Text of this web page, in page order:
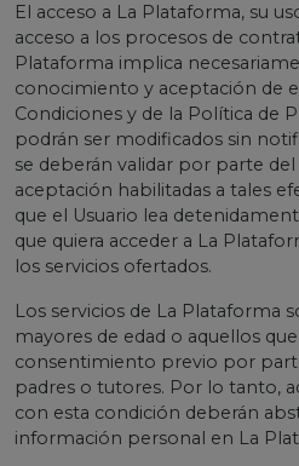
El acceso a La Plataforma, su
acceso a los procesos de
Plataforma implica
conocimiento y aceptación de
Condiciones y de la Política de
podrán ser modificados sin
se deberán validar por parte del
aceptación habilitadas a tales
que el Usuario lea
que quiera acceder a La
los servicios ofertados.
Los servicios de La Plataforma
mayores de edad o aquellos
consentimiento previo por
padres o tutores. Por lo tanto,
con esta condición deberán
información personal en La